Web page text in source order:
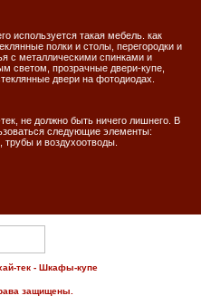
используется такая мебель. как
полки и столы, перегородки и
с металлическими спинками и
светом, прозрачные двери-купе,
двери на фотодиодах.
не должно быть ничего лишнего. В
следующие элементы:
и воздухоотводы.
тек - Шкафы-купе
защищены.